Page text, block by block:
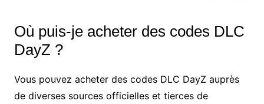
Où puis-je acheter des codes DLC
DayZ ?
Vous pouvez acheter des codes DLC DayZ auprès
de diverses sources officielles et tierces de